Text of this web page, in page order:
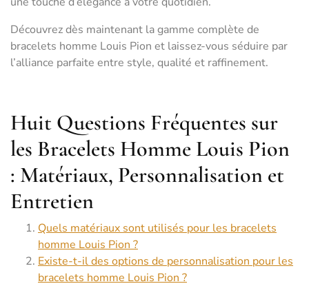
Découvrez dès maintenant la gamme complète de
bracelets homme Louis Pion et laissez-vous séduire par
l’alliance parfaite entre style, qualité et raffinement.
Huit Questions Fréquentes sur
les Bracelets Homme Louis Pion
: Matériaux, Personnalisation et
Entretien
Quels matériaux sont utilisés pour les bracelets
homme Louis Pion ?
Existe-t-il des options de personnalisation pour les
bracelets homme Louis Pion ?